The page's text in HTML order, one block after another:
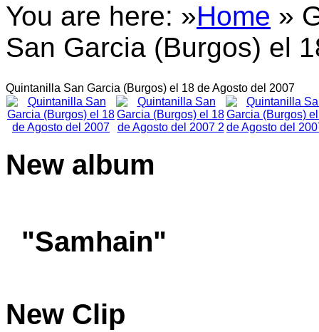
You are here: »Home »
San Garcia (Burgos) el
Quintanilla San Garcia (Burgos) el 18 de Agosto del 2007
New album
"Samhain"
New Clip